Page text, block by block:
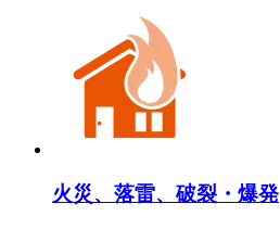
火災、落雷、破裂・爆発